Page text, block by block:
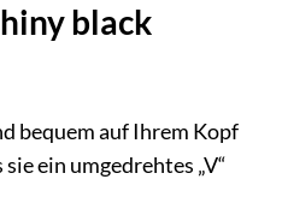
black
bequem auf Ihrem Kopf
ein umgedrehtes „V“